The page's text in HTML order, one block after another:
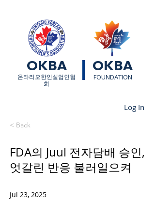
OKBA OKBA
​온타리오한인실업인협
회
FOUNDATION
Log In
< Back
FDA의 Juul 전자담배 승인,
엇갈린 반응 불러일으켜
Jul 23, 2025